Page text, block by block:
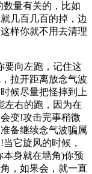
数量有关的，比如
几百几百的掉，边
样你就不用去清理
要向左跑，记住这
拉开距离放念气波
候尽量把怪摔到上
左右的跑，因为在
变!攻击完事稍微
备继续念气波骗属
它旋风的时候，
身就在墙角)你预
，如果会，就一直